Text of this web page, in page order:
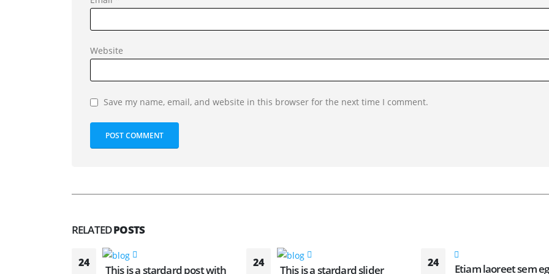
Website
Save my name, email, and website in this browser for the next time I comment.
RELATEDPOSTS
24
This is a stardard post with
24
This is a stardard slider
24 Etiam laoreet sem